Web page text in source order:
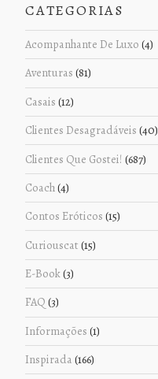
CATEGORIAS
Acompanhante De Luxo (4)
Aventuras (81)
Casais (12)
Clientes Desagradáveis (40)
Clientes Que Gostei! (687)
Coach(4)
Contos Eróticos (15)
Curiouscat (15)
E-Book(3)
FAQ (3)
Informações (1)
Inspirada (166)